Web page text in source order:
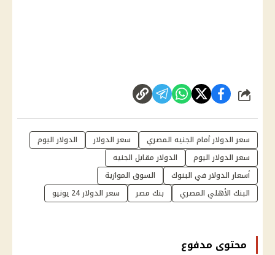
شارك
سعر الدولار أمام الجنيه المصري سعر الدولار
الدولار اليوم
سعر الدولار اليوم
الدولار مقابل الجنيه
أسعار الدولار في البنوك
السوق الموازية
البنك الأهلي المصري
بنك مصر سعر الدولار 24 يونيو
محتوى مدفوع